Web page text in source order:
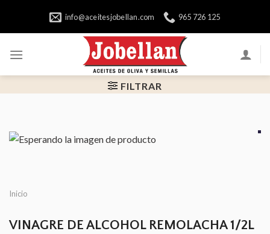
info@aceitesjobellan.com 965 726 125
FILTRAR
Inicio
VINAGRE DE ALCOHOL REMOLACHA 1/2L